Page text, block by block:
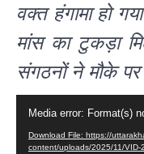
वक्त हंगामा हो
मांस का टुकड़ा
संगठनों ने मौके
Media error: Format(s)
Download File: https://
content/uploads/2025/11/VID-